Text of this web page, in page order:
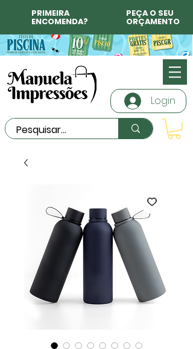
PRIMEIRA
ENCOMENDA?
PEÇA O SEU
ORÇAMENTO
Login